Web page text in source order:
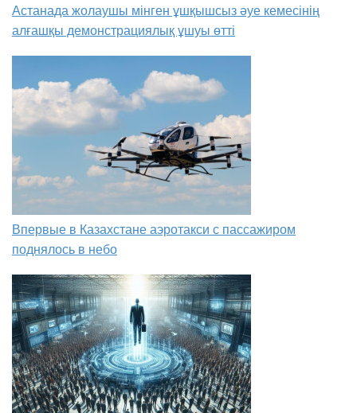
Астанада жолаушы мінген ұшқышсыз әуе кемесінің
алғашқы демонстрациялық ұшуы өтті
Впервые в Казахстане аэротакси с пассажиром
поднялось в небо